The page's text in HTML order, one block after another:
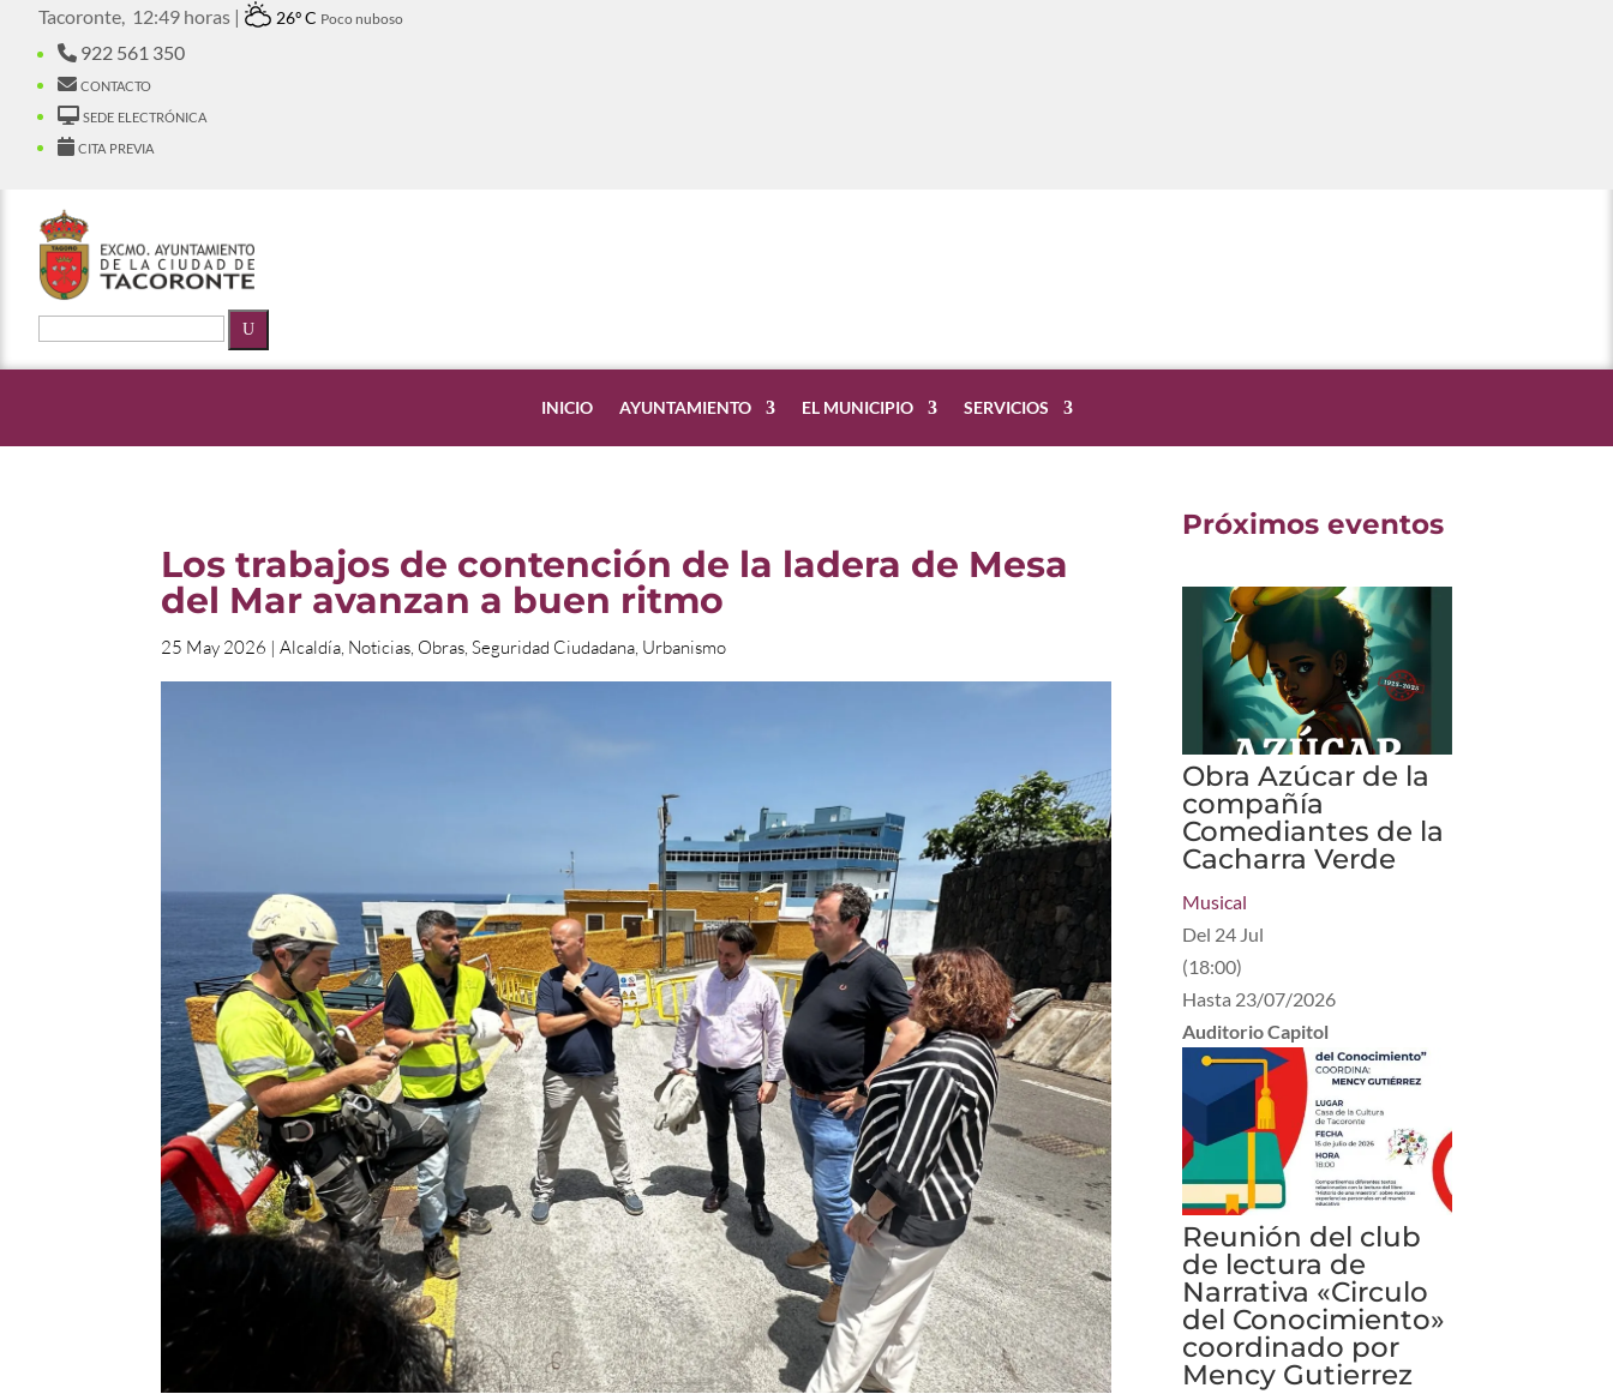
Tacoronte, 12:49 horas | 26º C Poco nuboso
922 561 350
contacto
sede electrónica
cita previa
U
INICIO AYUNTAMIENTO EL MUNICIPIO SERVICIOS
Los trabajos de contención de la ladera de Mesa
del Mar avanzan a buen ritmo
25 May 2026 |Alcaldía Noticias Obras ,Seguridad Ciudadana Urbanismo
Próximos eventos
Obra Azúcar de la
compañía
Comediantes de la
Cacharra Verde
Musical
Del 24 Jul
(18:00)
Hasta 23/07/2026
Auditorio Capitol
Reunión del club
de lectura de
Narrativa «Circulo
del Conocimiento»
coordinado por
Mency Gutierrez